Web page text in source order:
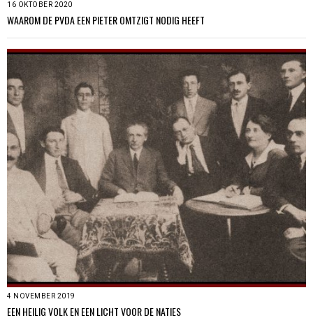
16 OKTOBER 2020
WAAROM DE PVDA EEN PIETER OMTZIGT NODIG HEEFT
4 NOVEMBER 2019
EEN HEILIG VOLK EN EEN LICHT VOOR DE NATIES